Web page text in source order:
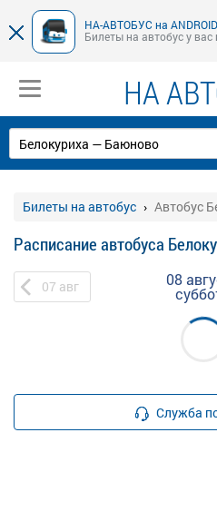
НА-АВТОБУС на ANDROID
Билеты на автобус у
НА
Билеты на автобус Автобус
Расписание автобуса
07 авг 08
Служба